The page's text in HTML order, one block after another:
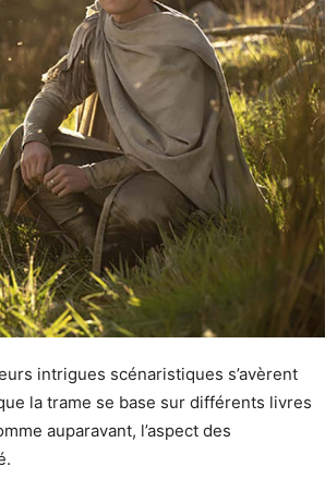
intrigues scénaristiques s’avèrent
la trame se base sur différents livres
auparavant, l’aspect des